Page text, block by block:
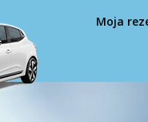
Moja